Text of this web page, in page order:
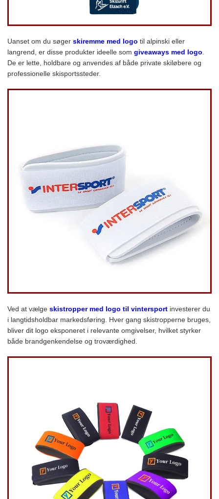
Uanset om du søger skiremme med logo til alpinski eller
langrend, er disse produkter ideelle som giveaways med logo
De er lette, holdbare og anvendes af både private skiløbere og
professionelle skisportssteder.
Ved at vælge skistropper med logo til vintersport investerer du
i langtidsholdbar markedsføring. Hver gang skistropperne bruges,
bliver dit logo eksponeret i relevante omgivelser, hvilket styrker
både brandgenkendelse og troværdighed.